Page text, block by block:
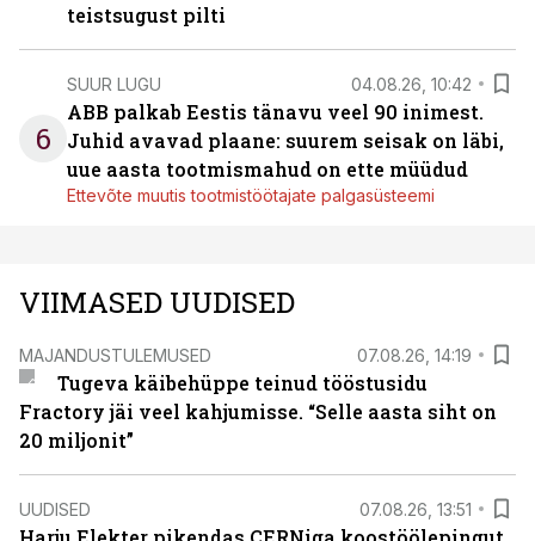
teistsugust pilti
6
SUUR LUGU 04.08.26, 10:42
ABB palkab Eestis tänavu veel 90 inimest.
Juhid avavad plaane: suurem seisak on läbi,
uue aasta tootmismahud on ette müüdud
Ettevõte muutis tootmistöötajate palgasüsteemi
VIIMASED UUDISED
MAJANDUSTULEMUSED 07.08.26, 14:19
Tugeva käibehüppe teinud tööstusidu
Fractory jäi veel kahjumisse. “Selle aasta siht on
20 miljonit”
UUDISED 07.08.26, 13:51